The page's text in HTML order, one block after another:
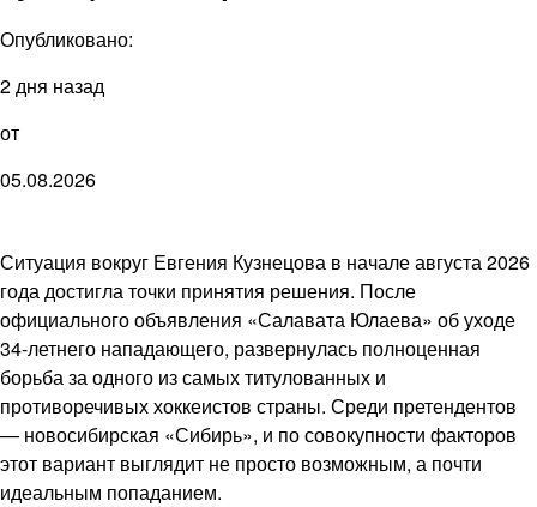
Опубликовано:
2 дня назад
от
05.08.2026
Ситуация вокруг Евгения Кузнецова в начале августа 2026
года достигла точки принятия решения. После
официального объявления «Салавата Юлаева» об уходе
34-летнего нападающего, развернулась полноценная
борьба за одного из самых титулованных и
противоречивых хоккеистов страны. Среди претендентов
— новосибирская «Сибирь», и по совокупности факторов
этот вариант выглядит не просто возможным, а почти
идеальным попаданием.